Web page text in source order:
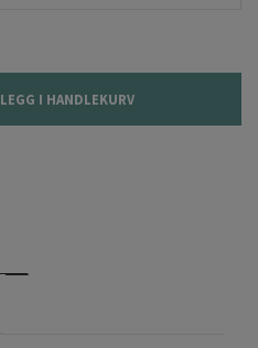
LEGG I HANDLEKURV